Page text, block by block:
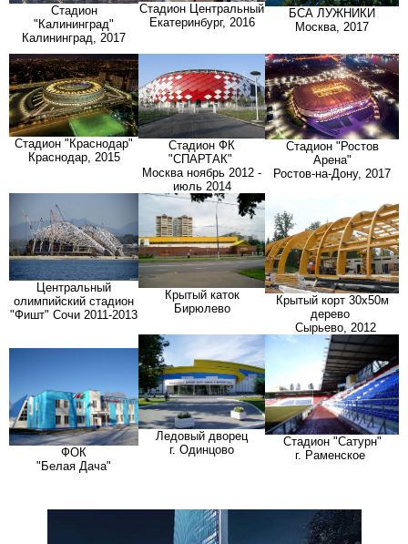
Стадион
"Калининград"
Калининград, 2017
Стадион Центральный
Екатеринбург, 2016
БСА ЛУЖНИКИ
Москва, 2017
Стадион "Краснодар"
Краснодар, 2015
Стадион ФК
"СПАРТАК"
Москва ноябрь 2012 -
июль 2014
Стадион "Ростов
Арена"
Ростов-на-Дону, 2017
Центральный
олимпийский стадион
"Фишт" Сочи 2011-2013
Крытый каток
Бирюлево
Крытый корт 30х50м
дерево
Сырьево, 2012
ФОК
"Белая Дача"
Ледовый дворец
г. Одинцово
Стадион "Сатурн"
г. Раменское